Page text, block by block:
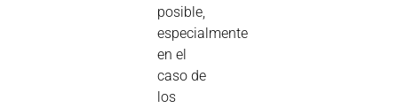
posible,
especialmente
en el
caso de
los